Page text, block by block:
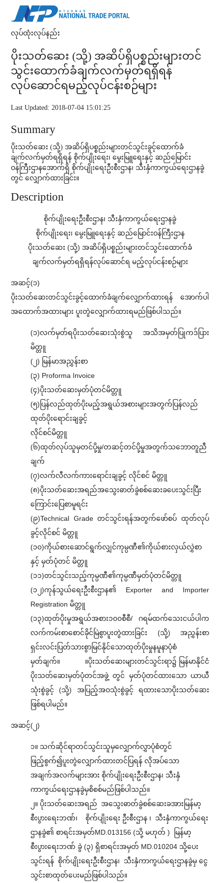
လုပ်ထုံးလုပ်နည်း
ပိုးသတ်ဆေး (သို့) အဆိပ်ရှိပစ္စည်းများတင်
သွင်းထောက်ခံချက်လက်မှတ်ရရှိရန်
လုပ်ဆောင်ရမည့်လုပ်ငန်းစဉ်များ
Last Updated: 2018-07-04 15:01:25
Summary
ပိုးသတ်ဆေး (သို့) အဆိပ်ရှိပစ္စည်းများတင်သွင်းခွင့်ထောက်ခံ
ချက်လက်မှတ်ရရှိရန် စိုက်ပျိုးရေး၊ မွေးမြူရေးနှင့် ဆည်မြောင်း
ဝန်ကြီးဌာနအောက်ရှိ စိုက်ပျိုးရေးဦးစီးဌာန၊ သီးနှံကာကွယ်ရေးဌာနခွဲ
တွင် လျှောက်ထားခြင်း။
Description
စိုက်ပျိုးရေးဦးစီးဌာန၊ သီးနှံကာကွယ်ရေးဌာနခွဲ
စိုက်ပျိုးရေး၊ မွေးမြူရေးနှင့် ဆည်မြောင်းဝန်ကြီးဌာန
ပိုးသတ်ဆေး (သို့) အဆိပ်ရှိပစ္စည်းများတင်သွင်းထောက်ခံ
ချက်လက်မှတ်ရရှိရန်လုပ်ဆောင်ရ မည့်လုပ်ငန်းစဉ်များ
အဆင့်(၁)
ပိုးသတ်ဆေးတင်သွင်းခွင့်ထောက်ခံချက်လျှောက်ထားရန် အောက်ပါ
အထောက်အထားများ ပူးတွဲလျှောက်ထားရမည်ဖြစ်ပါသည်။
(၁)လက်မှတ်ရပိုးသတ်ဆေးသုံးစွဲသူ အသိအမှတ်ပြုကဒ်ပြား
မိတ္တူ
(၂) မြန်မာအညွှန်းစာ
(၃) Proforma Invoice
(၄)ပိုးသတ်ဆေးမှတ်ပုံတင်မိတ္တူ
(၅)ပြန်လည်ထုတ်ပိုးမည့်အရွယ်အစားများအတွက်ပြန်လည်
ထုတ်ပိုးရောင်းချခွင့်
လိုင်စင်မိတ္တူ
(၆)ထုတ်လုပ်သူမှတင်ပို့မှု/တဆင့်တင်ပို့မှုအတွက်သဘောတူညီ
ချက်
(၇)လက်လီလက်ကားရောင်းချခွင့် လိုင်စင် မိတ္တူ
(၈)ပိုးသတ်ဆေးအရည်အသွေးဓာတ်ခွဲစစ်ဆေးခပေးသွင်းပြီး
ကြောင်းပြေစာမူရင်း
(၉)Technical Grade တင်သွင်းရန်အတွက်ဖော်စပ် ထုတ်လုပ်
ခွင့်လိုင်စင် မိတ္တူ
(၁၀)ကိုယ်စားဆောင်ရွက်လျှင်ကုမ္ပဏီ၏ကိုယ်စားလှယ်လွှဲစာ
နှင့် မှတ်ပုံတင် မိတ္တူ
(၁၁)တင်သွင်းသည့်ကုမ္ပဏီ၏ကုမ္ပဏီမှတ်ပုံတင်မိတ္တူ
(၁၂)ကုန်သွယ်ရေးဦးစီးဌာန၏ Exporter and Importer
Registration မိတ္တူ
(၁၃)ထုတ်ပိုးမှုအရွယ်အစား၁၀၀စီစီ/ ဂရမ်ထက်သေးငယ်ပါက
လက်ကမ်းစာစောင်ခိုင်မြဲစွာပူးတွဲထားခြင်း (သို့) အညွှန်းစာ
ရှင်းလင်းပြတ်သားစွာမြင်နိုင်သောထုတ်ပိုးမှုနမူနာပုံစံ
မှတ်ချက်။ ။ပိုးသတ်ဆေးများတင်သွင်းရာ၌ မြန်မာနိုင်ငံ
ပိုးသတ်ဆေးမှတ်ပုံတင်အဖွဲ့ တွင် မှတ်ပုံတင်ထားသော ယာယီ
သုံးစွဲခွင့် (သို့) အပြည့်အဝသုံးစွဲခွင့် ရထားသောပိုးသတ်ဆေး
ဖြစ်ရပါမည်။
အဆင့်(၂)
၁။ သက်ဆိုင်ရာတင်သွင်းသူမှလျှောက်လွှာပုံစံတွင်
ဖြည့်စွက်၍ပူးတွဲလျှောက်ထားတင်ပြရန် လိုအပ်သော
အချက်အလက်များအား စိုက်ပျိုးရေးဦးစီးဌာန၊ သီးနှံ
ကာကွယ်ရေးဌာနခွဲမှစိစစ်မည်ဖြစ်ပါသည်။
၂။ ပိုးသတ်ဆေးအရည် အသွေးဓာတ်ခွဲစစ်ဆေးခအားမြန်မာ့
စီးပွားရေးဘဏ်၊ စိုက်ပျိုးရေး ဦးစီးဌာန ၊ သီးနှံကာကွယ်ရေး
ဌာနခွဲ၏ စာရင်းအမှတ်MD.013156 (သို့ မဟုတ် ) မြန်မာ့
စီးပွားရေးဘဏ် ခွဲ (၃) ရှိစာရင်းအမှတ် MD.010204 သို့ပေး
သွင်းရန် စိုက်ပျိုးရေးဦးစီးဌာန၊ သီးနှံကာကွယ်ရေးဌာနခွဲမှ ငွေ
သွင်းစာထုတ်ပေးမည်ဖြစ်ပါသည်။